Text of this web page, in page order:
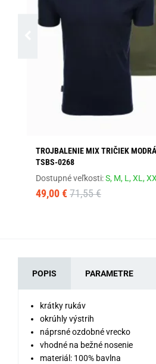
TROJBALENIE MIX TRIČIEK
TSBS-0268
Dostupné veľkosti:S, M, L,XL,
49,00 € 71,55 €
POPIS PARAMETRE
krátky rukáv
okrúhly výstrih
náprsné ozdobné vrecko
vhodné na bežné nosenie
materiál: 100% bavlna